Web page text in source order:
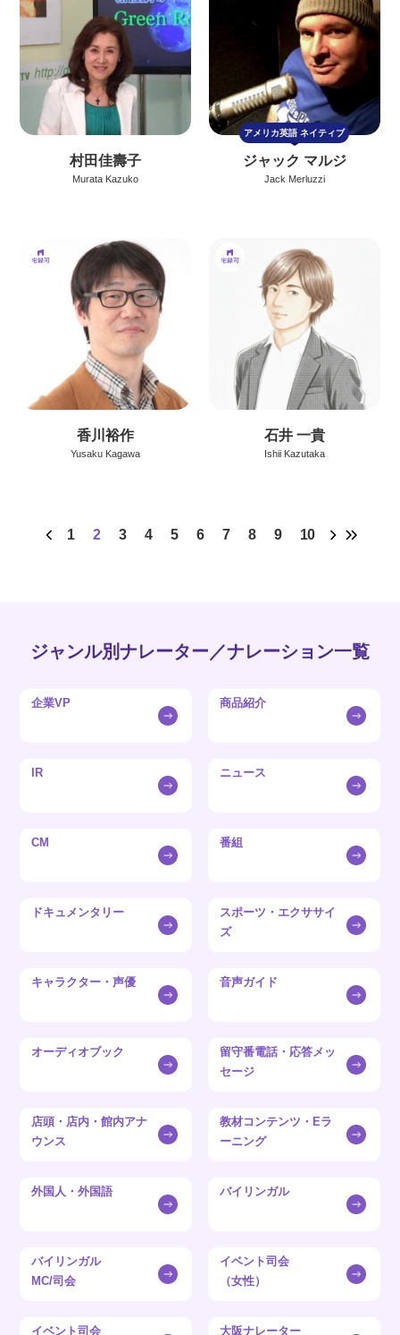
村田佳壽子
Murata Kazuko
アメリカ英語ネイティブ
ジャック マルジ
Jack Merluzzi
香川裕作
Yusaku Kagawa
石井 一貴
Ishii Kazutaka
1 2 3 4 5 6 7 8 9 10
ジャンル別ナレーター／ナレーション一覧
企業VP 商品紹介
IR ニュース
CM 番組
ドキュメンタリー
スポーツ・エクササイ
ズ
キャラクター・声優 音声ガイド
オーディオブック
留守番電話・応答メッ
セージ
店頭・店内・館内アナ
ウンス
教材コンテンツ・Eラ
ーニング
外国人・外国語 バイリンガル
バイリンガル
MC/司会
イベント司会
（女性）
イベント司会 大阪ナレーター